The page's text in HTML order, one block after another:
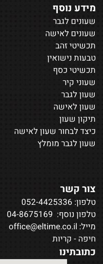
מידע נוסף
שעונים לגבר
שעונים לאישה
תכשיטי זהב
טבעות נישואין
תכשיטי כסף
שעוני קיר
שעון לגבר
שעון לאישה
תיקון שעון
כיצד לבחור שעון לאישה
שעון לגבר מומלץ
צור קשר
טלפון: 052-4425336
טלפון נוסף: 04-8675169
מייל: office@eltime.co.il
חיפה - קריות
כתובתינו